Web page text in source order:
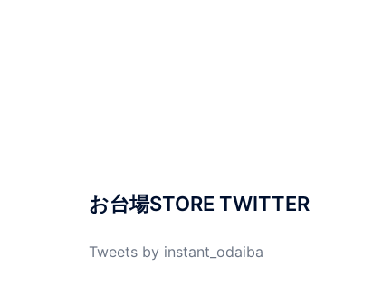
お台場STORE TWITTER
Tweets by instant_odaiba